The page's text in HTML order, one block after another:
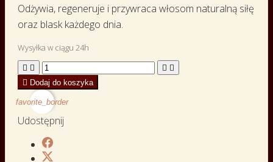
Odżywia, regeneruje i przywraca włosom naturalną siłę
oraz blask każdego dnia.
Wysyłka w ciągu 24h
   
 Dodaj do koszyka
favorite_border
Udostępnij